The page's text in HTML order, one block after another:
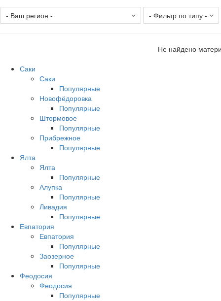
Не найдено
Саки
Саки
Популярные
Новофёдоровка
Популярные
Штормовое
Популярные
Прибрежное
Популярные
Ялта
Ялта
Популярные
Алупка
Популярные
Ливадия
Популярные
Евпатория
Евпатория
Популярные
Заозерное
Популярные
Феодосия
Феодосия
Популярные